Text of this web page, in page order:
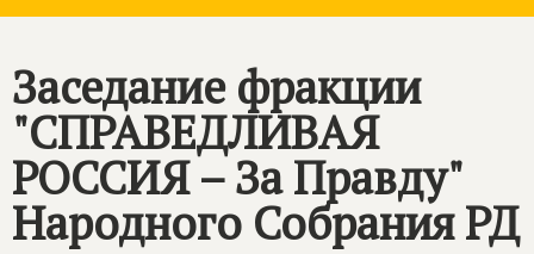
Контакты
Заседание фракции
"СПРАВЕДЛИВАЯ
РОССИЯ – За Правду"
Народного Собрания РД